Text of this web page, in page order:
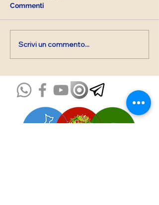
Preghiera di devozione
Commenti
Scrivi un commento...